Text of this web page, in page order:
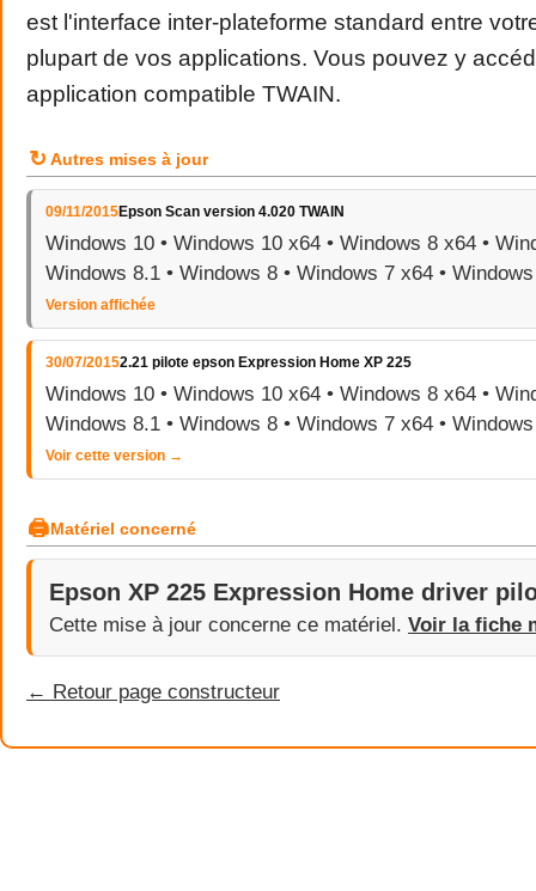
est l'interface inter-plateforme standard entre
plupart de vos applications. Vous pouvez y
application compatible TWAIN.
↻ Autres mises à jour
09/11/2015Epson Scan version 4.020 TWAIN
Windows 10 • Windows 10 x64 • Windows 8 x64 •
Windows 8.1 • Windows 8 • Windows 7 x64 •
Version affichée
30/07/20152.21 pilote epson Expression Home XP 225
Windows 10 • Windows 10 x64 • Windows 8 x64 •
Windows 8.1 • Windows 8 • Windows 7 x64 •
Voir cette version →
🖨Matériel concerné
Epson XP 225 Expression Home driver
Cette mise à jour concerne ce matériel. Voir la fiche
← Retour page constructeur